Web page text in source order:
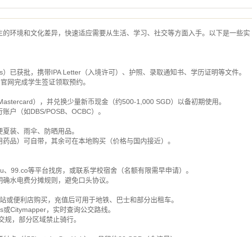
环境和文化差异，快速适应需要从生活、学习、社交等方面入手。以下是一些实
已获批，携带IPA Letter（入境许可）、护照、录取通知书、学历证明等文件。
网完成学生签证领取预约。
），并兑换少量新币现金（约500-1,000 SGD）以备初期使用。
户（如DBS/POSB、OCBC）。
装、雨伞、防晒用品。
品）可自带，其余可在本地购买（价格与国内接近）。
99.co等平台找房，或联系学校宿舍（名额有限需早申请）。
水电费分摊规则，避免口头协议。
或便利店购买，充值后可用于地铁、巴士和部分出租车。
Citymapper，实时查询公交路线。
规，部分区域禁止骑行。